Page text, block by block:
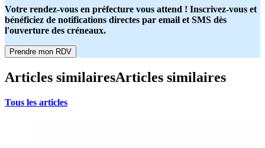
Votre rendez-vous en préfecture vous attend ! Inscrivez-vous et
bénéficiez de notifications directes par email et SMS dès
l'ouverture des créneaux.
Prendre mon RDV
Articles similairesArticles similaires
Tous les articles